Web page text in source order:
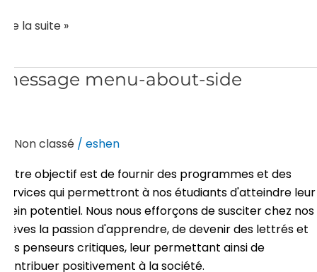
Lire la suite »
message menu-about-side
Non classé / eshen
Notre objectif est de fournir des programmes et des
services qui permettront à nos étudiants d'atteindre leur
plein potentiel. Nous nous efforçons de susciter chez nos
élèves la passion d'apprendre, de devenir des lettrés et
des penseurs critiques, leur permettant ainsi de
contribuer positivement à la société.
message